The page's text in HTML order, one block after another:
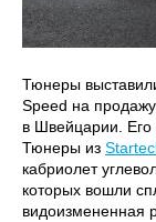
Тюнеры
Speed на
в Швейцарии. Его
Тюнеры из
кабриолет
которых вошли
видоизмененная